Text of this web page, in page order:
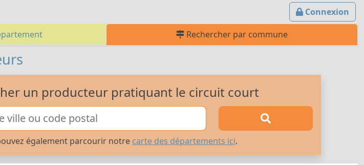
Connexion
Rechercher par commune
un producteur pratiquant le circuit court
également parcourir notre carte des départements ici.